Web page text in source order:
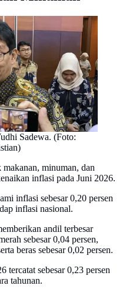
Sadewa. (Foto:
minuman, dan
inflasi pada Juni 2026.
inflasi sebesar 0,20 persen
inflasi nasional.
andil terbesar
sebesar 0,04 persen,
beras sebesar 0,02 persen.
tercatat sebesar 0,23 persen
tahunan.